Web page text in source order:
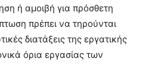
ή αμοιβή για πρόσθετη
πρέπει να τηρούνται
διατάξεις της εργατικής
όρια εργασίας των